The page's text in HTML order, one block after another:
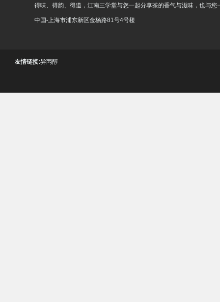
得味、得韵、得道，江南三学堂与您一起分享茶的香气与滋味，也与
中国-上海市浦东新区金杨路81号4号楼
友情链接:异丙醇